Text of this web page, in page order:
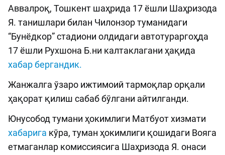
Аввалроқ, Тошкент шаҳрида 17 ёшли Шаҳризода
Я. танишлари билан Чилонзор туманидаги
“Бунёдкор” стадиони олдидаги автотураргоҳда
17 ёшли Рухшона Б.ни калтаклагани ҳақида
хабар бергандик.
Жанжалга ўзаро ижтимоий тармоқлар орқали
ҳақорат қилиш сабаб бўлгани айтилганди.
Юнусобод тумани ҳокимлиги Матбуот хизмати
хабарига кўра, туман ҳокимлиги қошидаги Вояга
етмаганлар комиссиясига Шаҳризода Я. онаси